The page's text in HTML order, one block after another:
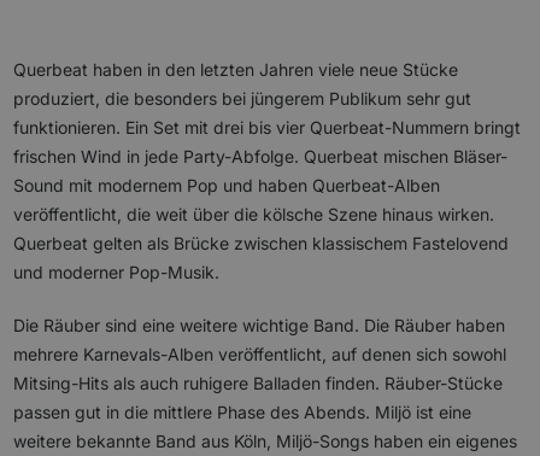
Querbeat haben in den letzten Jahren viele neue Stücke
produziert, die besonders bei jüngerem Publikum sehr gut
funktionieren. Ein Set mit drei bis vier Querbeat-Nummern bringt
frischen Wind in jede Party-Abfolge. Querbeat mischen Bläser-
Sound mit modernem Pop und haben Querbeat-Alben
veröffentlicht, die weit über die kölsche Szene hinaus wirken.
Querbeat gelten als Brücke zwischen klassischem Fastelovend
und moderner Pop-Musik.
Die Räuber sind eine weitere wichtige Band. Die Räuber haben
mehrere Karnevals-Alben veröffentlicht, auf denen sich sowohl
Mitsing-Hits als auch ruhigere Balladen finden. Räuber-Stücke
passen gut in die mittlere Phase des Abends. Miljö ist eine
weitere bekannte Band aus Köln, Miljö-Songs haben ein eigenes